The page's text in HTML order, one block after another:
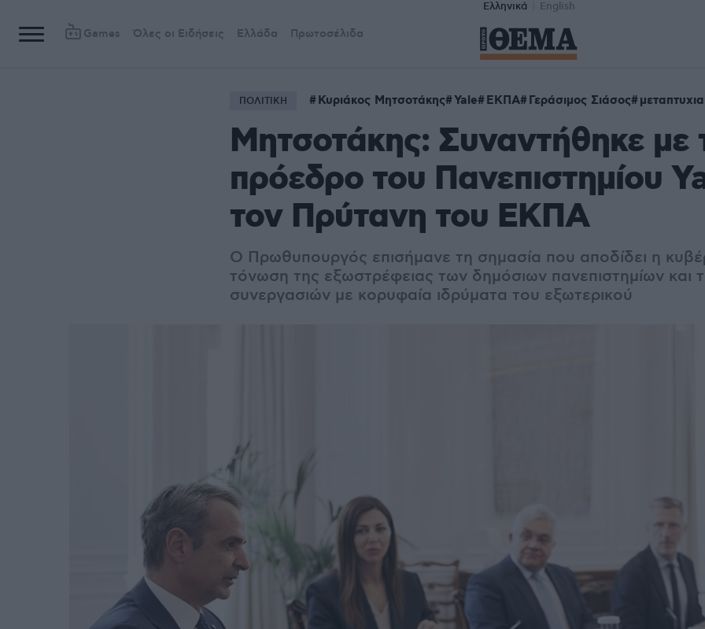
Ελληνικά English
Games Όλες οι Ειδήσεις Ελλάδα Πρωτοσέλιδα
ΠΟΛΙΤΙΚΗ Κυριάκος Μητσοτάκης Yale ΕΚΠΑ Γεράσιμος Σιάσος
Μητσοτάκης: Συναντήθηκε με
πρόεδρο του Πανεπιστημίου
τον Πρύτανη του ΕΚΠΑ
Ο Πρωθυπουργός επισήμανε τη σημασία που αποδίδει η
τόνωση της εξωστρέφειας των δημόσιων πανεπιστημίων και
συνεργασιών με κορυφαία ιδρύματα του εξωτερικού